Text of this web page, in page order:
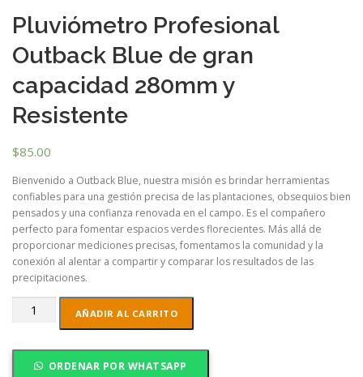
Pluviómetro Profesional
Outback Blue de gran
capacidad 280mm y
Resistente
$85.00
Bienvenido a Outback Blue, nuestra misión es brindar herramientas
confiables para una gestión precisa de las plantaciones, obsequios bien
pensados y una confianza renovada en el campo. Es el compañero
perfecto para fomentar espacios verdes florecientes. Más allá de
proporcionar mediciones precisas, fomentamos la comunidad y la
conexión al alentar a compartir y comparar los resultados de las
precipitaciones.
Pluviómetro
Blue
AÑADIR AL CARRITO
ORDENAR POR WHATSAPP